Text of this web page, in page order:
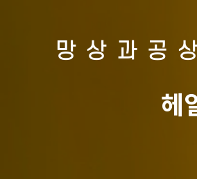
망상과공
헤